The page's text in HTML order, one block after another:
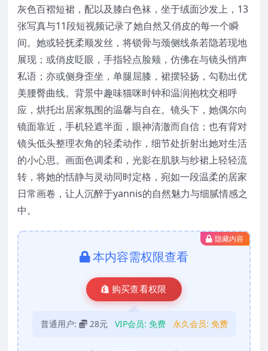
灰色百褶短裙，配以及膝白色袜，坐于绒面沙发上，13
张写真与11段短视频记录了她自然又俏皮的每一个瞬
间。她或轻抚柔顺发丝，将锁骨与颈侧线条若隐若现地
展现；或俏皮眨眼，手指轻点脸颊，仿佛在与镜头悄声
私语；亦或侧身歪坐，单腿屈膝，裙摆轻扬，勾勒出优
美腰臀曲线。背景中趣味猫咪时钟和温润抱枕交相呼
应，烘托出居家氛围的温馨与自在。镜头下，她偶尔向
镜面靠近，手机轻遮半面，眼神清澈而自信；也有背对
镜头低头整理衣角的轻柔动作，细节处折射出她对生活
的小心思。画面色调柔和，光影在肌肤与纱裙上轻轻流
转，将她的恬静与灵动同时定格，宛如一段温柔的居家
日常画卷，让人沉醉于yannis的自然魅力与细腻情感之
中。
隐藏内容
本内容需权限查看
购买查看权限
普通用户: 28元 VIP会员: 免费 永久会员: 免费